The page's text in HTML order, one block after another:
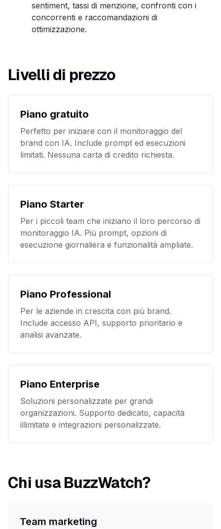
sentiment, tassi di menzione, confronti con i
concorrenti e raccomandazioni di
ottimizzazione.
Livelli di prezzo
Piano gratuito
Perfetto per iniziare con il monitoraggio del
brand con IA. Include prompt ed esecuzioni
limitati. Nessuna carta di credito richiesta.
Piano Starter
Per i piccoli team che iniziano il loro percorso di
monitoraggio IA. Più prompt, opzioni di
esecuzione giornaliera e funzionalità ampliate.
Piano Professional
Per le aziende in crescita con più brand.
Include accesso API, supporto prioritario e
analisi avanzate.
Piano Enterprise
Soluzioni personalizzate per grandi
organizzazioni. Supporto dedicato, capacità
illimitate e integrazioni personalizzate.
Chi usa BuzzWatch?
Team marketing